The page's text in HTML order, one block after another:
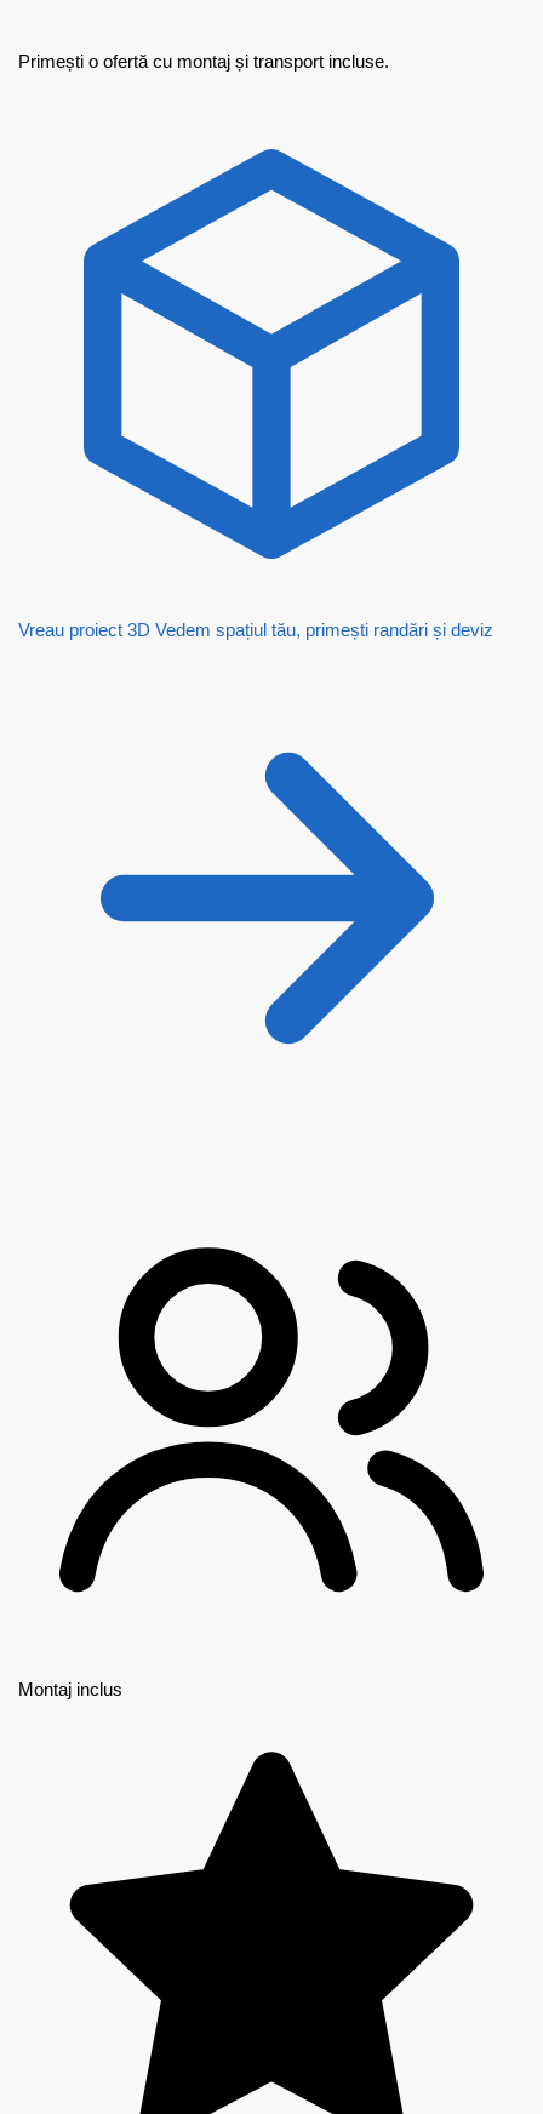
Primești o ofertă cu montaj și transport incluse.
Vreau proiect 3D Vedem spațiul tău, primești randări și deviz
Montaj inclus